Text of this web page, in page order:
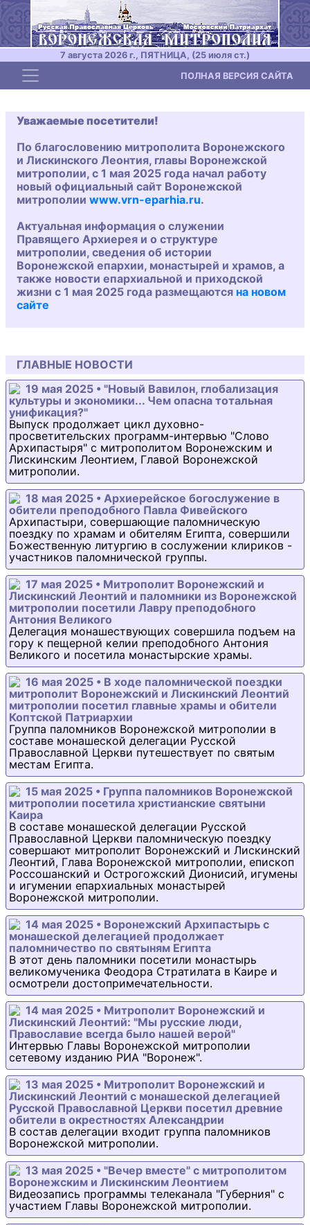
7 августа 2026 г., ПЯТНИЦА, (25 июля ст.)
Toggle navigation ПОЛНАЯ ВЕРСИЯ САЙТА
Уважаемые посетители!
По благословению митрополита Воронежского
и Лискинского Леонтия, главы Воронежской
митрополии, с 1 мая 2025 года начал работу
новый официальный сайт Воронежской
митрополии www.vrn-eparhia.ru.
Актуальная информация о служении
Правящего Архиерея и о структуре
митрополии, сведения об истории
Воронежской епархии, монастырей и храмов, а
также новости епархиальной и приходской
жизни с 1 мая 2025 года размещаются на новом
сайте
ГЛАВНЫЕ НОВОСТИ
19 мая 2025 • "Новый Вавилон, глобализация
культуры и экономики... Чем опасна тотальная
унификация?"
Выпуск продолжает цикл духовно-
просветительских программ-интервью "Слово
Архипастыря" с митрополитом Воронежским и
Лискинским Леонтием, Главой Воронежской
митрополии.
18 мая 2025 • Архиерейское богослужение в
обители преподобного Павла Фивейского
Архипастыри, совершающие паломническую
поездку по храмам и обителям Египта, совершили
Божественную литургию в сослужении клириков -
участников паломнической группы.
17 мая 2025 • Митрополит Воронежский и
Лискинский Леонтий и паломники из Воронежской
митрополии посетили Лавру преподобного
Антония Великого
Делегация монашествующих совершила подъем на
гору к пещерной келии преподобного Антония
Великого и посетила монастырские храмы.
16 мая 2025 • В ходе паломнической поездки
митрополит Воронежский и Лискинский Леонтий
митрополии посетил главные храмы и обители
Коптской Патриархии
Группа паломников Воронежской митрополии в
составе монашеской делегации Русской
Православной Церкви путешествует по святым
местам Египта.
15 мая 2025 • Группа паломников Воронежской
митрополии посетила христианские святыни
Каира
В составе монашеской делегации Русской
Православной Церкви паломническую поездку
совершают митрополит Воронежский и Лискинский
Леонтий, Глава Воронежской митрополии, епископ
Россошанский и Острогожский Дионисий, игумены
и игумении епархиальных монастырей
Воронежской митрополии.
14 мая 2025 • Воронежский Архипастырь с
монашеской делегацией продолжает
паломничество по святыням Египта
В этот день паломники посетили монастырь
великомученика Феодора Стратилата в Каире и
осмотрели достопримечательности.
14 мая 2025 • Митрополит Воронежский и
Лискинский Леонтий: "Мы русские люди,
Православие всегда было нашей верой"
Интервью Главы Воронежской митрополии
сетевому изданию РИА "Воронеж".
13 мая 2025 • Митрополит Воронежский и
Лискинский Леонтий с монашеской делегацией
Русской Православной Церкви посетил древние
обители в окрестностях Александрии
В состав делегации входит группа паломников
Воронежской митрополии.
13 мая 2025 • "Вечер вместе" с митрополитом
Воронежским и Лискинским Леонтием
Видеозапись программы телеканала "Губерния" с
участием Главы Воронежской митрополии.